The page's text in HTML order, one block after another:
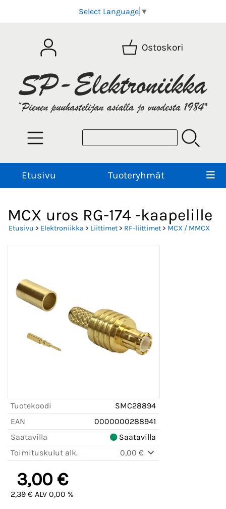
Select Language ▼
Ostoskori
Etusivu Tuoteryhmät
MCX uros RG-174 -kaapelille
Etusivu > Elektroniikka > Liittimet> RF-liittimet> MCX / MMCX
Tuotekoodi
SMC28894
EAN
0000000288941
Saatavilla
Saatavilla
Toimituskulut alk.
0,00 €
3,00 €
2,39 € ALV 0,00 %